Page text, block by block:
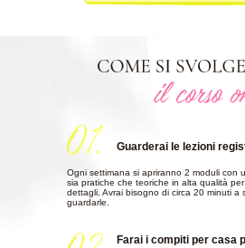
Farai i compiti per casa
Guarderai le lezioni
Ogni settimana si apriranno 2 moduli con
sia pratiche che teoriche in alta qualità
dettagli. Avrai bisogno di circa 20 minuti a
guardarle.